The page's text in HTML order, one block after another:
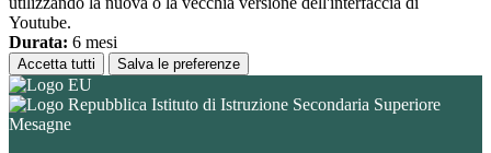
Youtube.
Durata: 6 mesi
Accetta tutti Salva le preferenze
Istituto di Istruzione Secondaria Superiore
Mesagne